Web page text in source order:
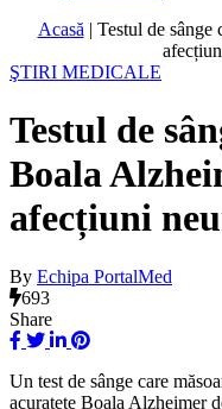
Acasă | Testul de sânge
ŞTIRI MEDICALE
Testul de
Boala
afecțiuni
By Echipa PortalMed
693
Share
Un test de sânge care
acuratețe Boala Alzheimer